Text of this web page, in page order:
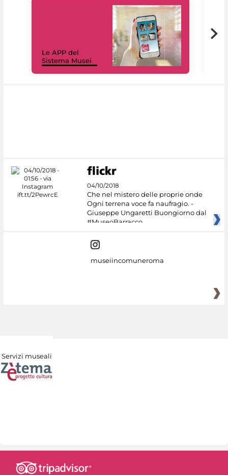
Le APP del
Sistema Musei
04/10/2018
Che nel mistero delle proprie onde
Ogni terrena voce fa naufragio. -
Giuseppe Ungaretti Buongiorno dal
#MuseoBarracco
museiincomuneroma
Servizi museali